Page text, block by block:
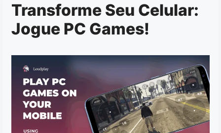
Transforme Seu Celular:
Jogue PC Games!